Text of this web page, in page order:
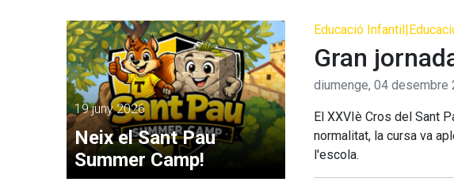
19 juny 2026
Neix el Sant Pau
Summer Camp!
Educació Infantil|
Gran
diumenge, 04 desembre
El XXVIè Cros del Sant
normalitat, la cursa va
l'escola.